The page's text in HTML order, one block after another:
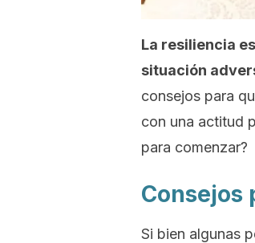
La resiliencia
situación
consejos para
con una actitud
para comenzar?
Consejos
Si bien algunas